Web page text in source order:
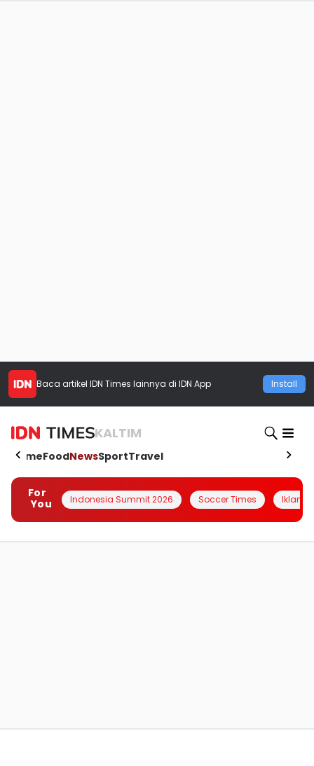
Baca artikel IDN Times lainnya di IDN App Install
KALTIM
HomeFoodNewsSportTravel
For
You
Indonesia Summit 2026 Soccer Times Iklanin